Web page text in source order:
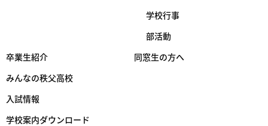
学校行事
部活動
卒業生紹介
みんなの秩父高校
入試情報
学校案内ダウンロード
同窓生の方へ